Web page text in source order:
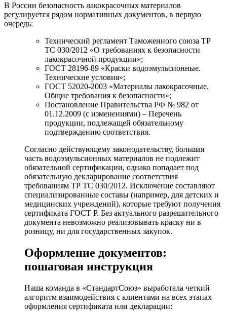
В России безопасность лакокрасочных материалов
регулируется рядом нормативных документов, в первую
очередь:
Технический регламент Таможенного союза ТР
ТС 030/2012 «О требованиях к безопасности
лакокрасочной продукции»;
ГОСТ 28196-89 «Краски водоэмульсионные.
Технические условия»;
ГОСТ 52020-2003 «Материалы лакокрасочные.
Общие требования к безопасности»;
Постановление Правительства РФ № 982 от
01.12.2009 (с изменениями) – Перечень
продукции, подлежащей обязательному
подтверждению соответствия.
Согласно действующему законодательству, большая
часть водоэмульсионных материалов не подлежит
обязательной сертификации, однако попадает под
обязательную декларирование соответствия
требованиям ТР ТС 030/2012. Исключение составляют
специализированные составы (например, для детских и
медицинских учреждений), которые требуют получения
сертификата ГОСТ Р. Без актуального разрешительного
документа невозможно реализовывать краску ни в
розницу, ни для государственных закупок.
Оформление документов:
пошаговая инструкция
Наша команда в «СтандартСоюз» выработала четкий
алгоритм взаимодействия с клиентами на всех этапах
оформления сертификата или декларации: